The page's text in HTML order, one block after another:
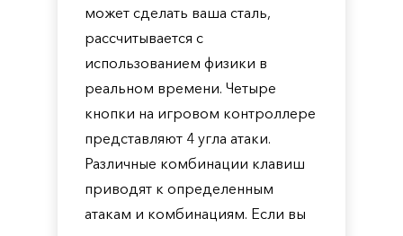
может сделать ваша сталь,
рассчитывается с
использованием физики в
реальном времени. Четыре
кнопки на игровом контроллере
представляют 4 угла атаки.
Различные комбинации клавиш
приводят к определенным
атакам и комбинациям. Если вы